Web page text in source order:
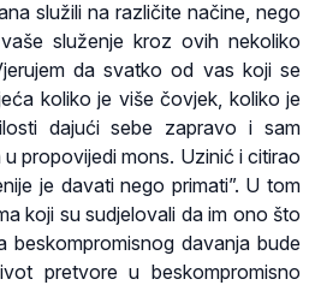
služili na različite načine, nego
služenje kroz ovih nekoliko
da svatko od vas koji se
koliko je više čovjek, koliko je
dajući sebe zapravo i sam
u propovijedi mons. Uzinić i citirao
je davati nego primati”. U tom
koji su sudjelovali da im ono što
beskompromisnog davanja bude
pretvore u beskompromisno